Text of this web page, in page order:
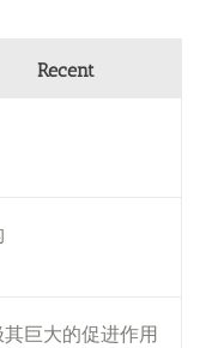
Recent
巨大的促进作用